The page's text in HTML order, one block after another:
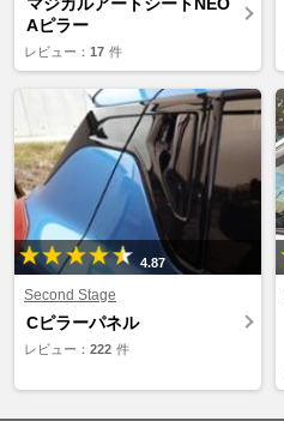
マジカルアートシートNEO
Aピラー
レビュー： 17 件
4.87
Second Stage
Cピラーパネル
レビュー： 222 件